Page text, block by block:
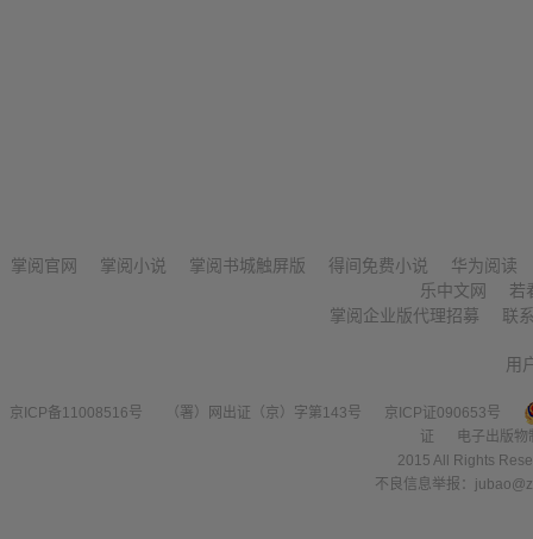
掌阅官网 掌阅小说 掌阅书城触屏版 得间免费小说
华为阅读
乐中文网
若
掌阅企业版代理招募
联
用
京ICP备11008516号 （署）网出证（京）字第143号
京ICP证090653号
证
电子出版
2015 All Rights
不良信息举报：